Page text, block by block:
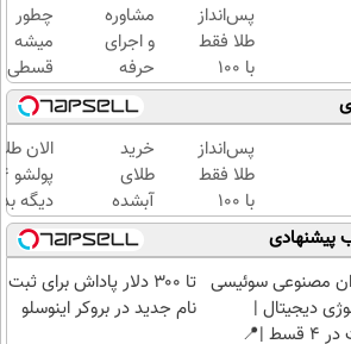
پس‌انداز
طلا فقط
با ۱۰۰
هزارتومان
(امن و
راحت)
مشاوره
و اجرای
حرفه
ای
تحلیل
آماری
پایان
نامه
ارشد و
رساله
دکتری
چطور
میشه
قسطی
طلا
خرید |
با
طلاسی
پس
انداز
کنید
پس‌انداز
طلا فقط
با ۱۰۰
هزارتومان
(امن و
راحت)
خرید
طلای
آبشده
حتی با
۱۰۰هزارتومان
الان
دیگه
طلا با
بی‌بهره
پیشنهادی
مصنوعی سوئیسی
دیجیتال |
پرداخت در 4 قسط |📍
تا ۳۰۰ دلار پاداش برای ثبت
نام جدید در بروکر اینوسلو